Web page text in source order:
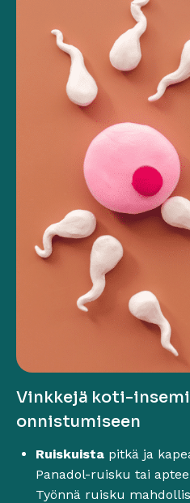
Vinkkejä koti-
onnistumiseen
Ruiskuista pitkä ja
Panadol-ruisku tai
Työnnä ruisku